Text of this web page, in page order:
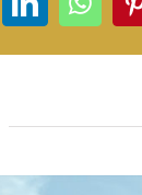
LinkedIn